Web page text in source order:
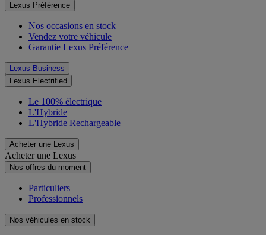
Lexus Préférence
Nos occasions en stock
Vendez votre véhicule
Garantie Lexus Préférence
Lexus Business
Lexus Electrified
Le 100% électrique
L'Hybride
L'Hybride Rechargeable
Acheter une Lexus
Acheter une Lexus
Nos offres du moment
Particuliers
Professionnels
Nos véhicules en stock